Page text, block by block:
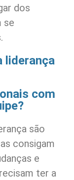
dos
se
liderança
com
são
consigam
e
ter a